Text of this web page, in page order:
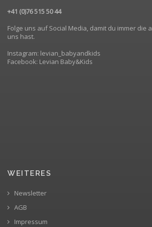
+41 (0)76 515 50 44
Folge uns auf Social Media, damit du immer die
uns hast.
Instagram: levian_babyandkids
Facebook: Levian Baby&Kids
WEITERES
Newsletter
AGB
Impressum